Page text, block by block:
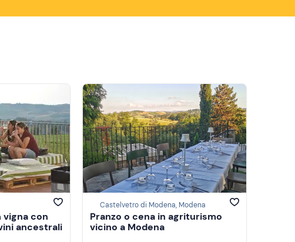
vigna con
ancestrali
Castelvetro di Modena, Modena
Pranzo o cena in agriturismo
vicino a Modena